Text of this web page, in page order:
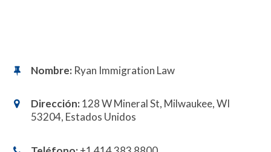
Nombre: Ryan Immigration Law
Dirección:128 W Mineral St, Milwaukee, WI
53204, Estados Unidos